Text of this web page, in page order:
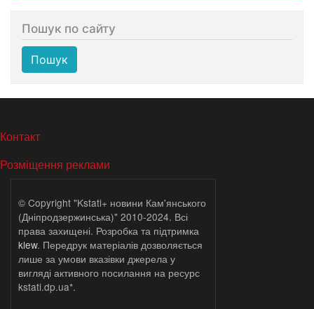
Пошук по сайту
Пошук
МЕНЮ В ПОДВАЛЕ
Контакт
Розміщення реклами
© Copyright "Kstati+ новини Кам'янського
(Дніпродзержинська)" 2010-2024. Всі
права захищені. Розробка та підтримка
klew. Передрук матеріалів дозволяється
лише за умови вказівки джерела у
вигляді активного посилання на ресурс
kstati.dp.ua*.